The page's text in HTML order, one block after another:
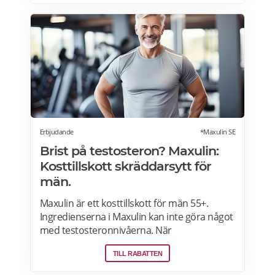
på Kosttillskott. Registrera dig nu och få 15%
rabatt och gratis shaker på din första
beställning. Gratis frakt över 600Kr. Läs mer
om pensionärsrabatter och erbjudanden på
MyProtein här.
Erbjudande *Maxulin SE
Brist på testosteron? Maxulin:
Kosttillskott skräddarsytt för
män.
Maxulin är ett kosttillskott för män 55+.
Ingredienserna i Maxulin kan inte göra något
med testosteronnivåerna. När
testosteronnivåerna sjunker kan det föra till
reducerad muskelstyrka/-massa, mindre
TILL RABATTEN